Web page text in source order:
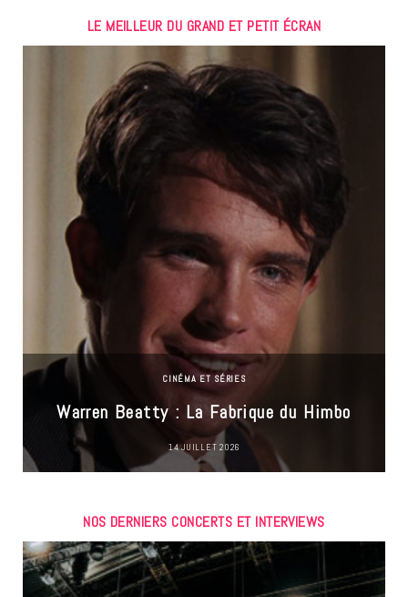
LE MEILLEUR DU GRAND ET PETIT ÉCRAN
CINÉMA ET SÉRIES
Warren Beatty : La Fabrique du Himbo
14 JUILLET 2026
NOS DERNIERS CONCERTS ET INTERVIEWS